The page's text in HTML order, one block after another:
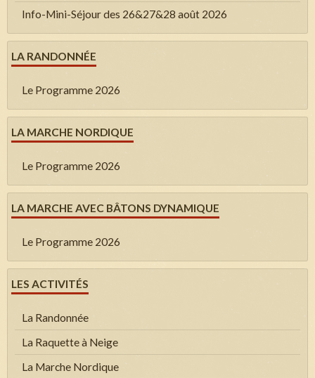
Info-Mini-Séjour des 26&27&28 août 2026
LA RANDONNÉE
Le Programme 2026
LA MARCHE NORDIQUE
Le Programme 2026
LA MARCHE AVEC BÂTONS DYNAMIQUE
Le Programme 2026
LES ACTIVITÉS
La Randonnée
La Raquette à Neige
La Marche Nordique